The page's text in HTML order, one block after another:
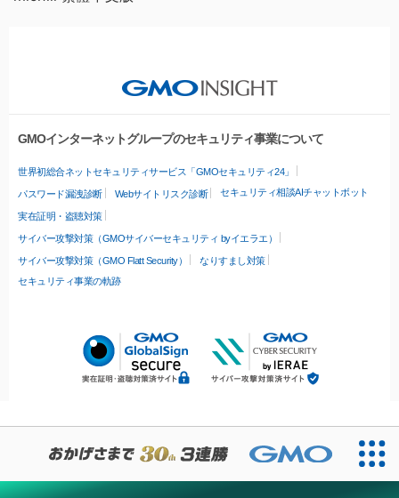
GMOインターネットグループのセキュリティ事業について
世界初総合ネットセキュリティサービス「GMOセキュリティ24」
パスワード漏洩診断 Webサイトリスク診断 セキュリティ相談AIチャットボット
実在証明・盗聴対策
サイバー攻撃対策（GMOサイバーセキュリティ byイエラエ）
サイバー攻撃対策（GMO Flatt Security）
なりすまし対策
セキュリティ事業の軌跡